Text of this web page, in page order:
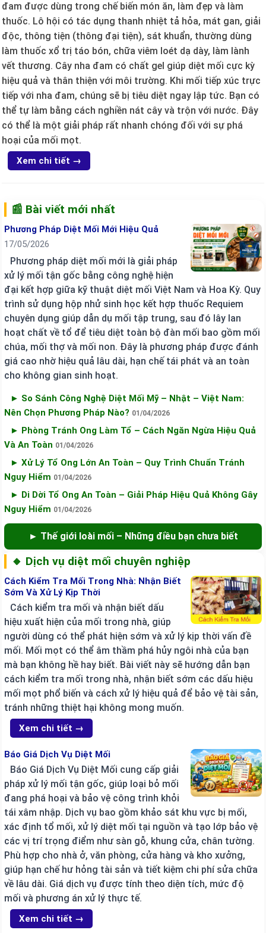
đam được dùng trong chế biến món ăn, làm đẹp và làm
thuốc. Lô hội có tác dụng thanh nhiệt tả hỏa, mát gan, giải
độc, thông tiện (thông đại tiện), sát khuẩn, thường dùng
làm thuốc xổ trị táo bón, chữa viêm loét dạ dày, làm lành
vết thương. Cây nha đam có chất gel giúp diệt mối cực kỳ
hiệu quả và thân thiện với môi trường. Khi mối tiếp xúc trực
tiếp với nha đam, chúng sẽ bị tiêu diệt ngay lập tức. Bạn có
thể tự làm bằng cách nghiền nát cây và trộn với nước. Đây
có thể là một giải pháp rất nhanh chóng đối với sự phá
hoại của mối mọt.
Xem chi tiết →
📰 Bài viết mới nhất
Phương Pháp Diệt Mối Mới Hiệu Quả
17/05/2026
Phương pháp diệt mối mới là giải pháp
xử lý mối tận gốc bằng công nghệ hiện
đại kết hợp giữa kỹ thuật diệt mối Việt Nam và Hoa Kỳ. Quy
trình sử dụng hộp nhử sinh học kết hợp thuốc Requiem
chuyên dụng giúp dẫn dụ mối tập trung, sau đó lây lan
hoạt chất về tổ để tiêu diệt toàn bộ đàn mối bao gồm mối
chúa, mối thợ và mối non. Đây là phương pháp được đánh
giá cao nhờ hiệu quả lâu dài, hạn chế tái phát và an toàn
cho không gian sinh hoạt.
► So Sánh Công Nghệ Diệt Mối Mỹ – Nhật – Việt Nam:
Nên Chọn Phương Pháp Nào? 01/04/2026
► Phòng Tránh Ong Làm Tổ – Cách Ngăn Ngừa Hiệu Quả
Và An Toàn 01/04/2026
► Xử Lý Tổ Ong Lớn An Toàn – Quy Trình Chuẩn Tránh
Nguy Hiểm 01/04/2026
► Di Dời Tổ Ong An Toàn – Giải Pháp Hiệu Quả Không Gây
Nguy Hiểm 01/04/2026
► Thế giới loài mối – Những điều bạn chưa biết
🔸 Dịch vụ diệt mối chuyên nghiệp
Cách Kiểm Tra Mối Trong Nhà: Nhận Biết
Sớm Và Xử Lý Kịp Thời
Cách kiểm tra mối và nhận biết dấu
hiệu xuất hiện của mối trong nhà, giúp
người dùng có thể phát hiện sớm và xử lý kịp thời vấn đề
mối. Mối mọt có thể âm thầm phá hủy ngôi nhà của bạn
mà bạn không hề hay biết. Bài viết này sẽ hướng dẫn bạn
cách kiểm tra mối trong nhà, nhận biết sớm các dấu hiệu
mối mọt phổ biến và cách xử lý hiệu quả để bảo vệ tài sản,
tránh những thiệt hại không mong muốn.
Xem chi tiết →
Báo Giá Dịch Vụ Diệt Mối
Báo Giá Dịch Vụ Diệt Mối cung cấp giải
pháp xử lý mối tận gốc, giúp loại bỏ mối
đang phá hoại và bảo vệ công trình khỏi
tái xâm nhập. Dịch vụ bao gồm khảo sát khu vực bị mối,
xác định tổ mối, xử lý diệt mối tại nguồn và tạo lớp bảo vệ
các vị trí trọng điểm như sàn gỗ, khung cửa, chân tường.
Phù hợp cho nhà ở, văn phòng, cửa hàng và kho xưởng,
giúp hạn chế hư hỏng tài sản và tiết kiệm chi phí sửa chữa
về lâu dài. Giá dịch vụ được tính theo diện tích, mức độ
mối và phương án xử lý thực tế.
Xem chi tiết →